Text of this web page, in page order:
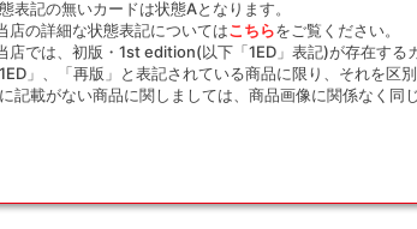
表記の無いカードは状態Aとなります。
店の詳細な状態表記についてはこちらをご覧ください。
店では、初版・1st edition(以下「1ED」表記)が存在する
1ED」、「再版」と表記されている商品に限り、それを区
記載がない商品に関しましては、商品画像に関係なく同